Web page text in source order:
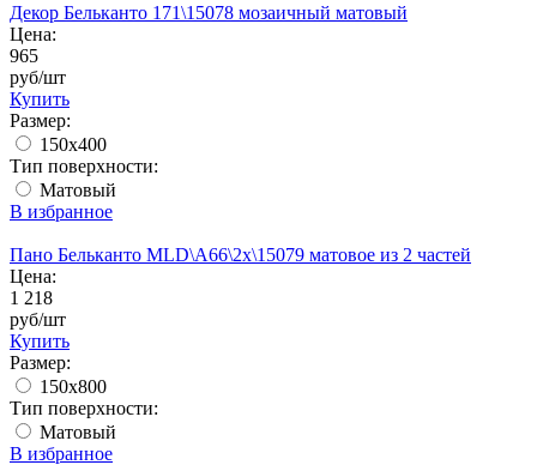
Декор Бельканто 171\15078 мозаичный матовый
Цена:
965
руб/шт
Купить
Размер:
150x400
Тип поверхности:
Матовый
В избранное
Пано Бельканто MLD\A66\2x\15079 матовое из 2 частей
Цена:
1 218
руб/шт
Купить
Размер:
150х800
Тип поверхности:
Матовый
В избранное